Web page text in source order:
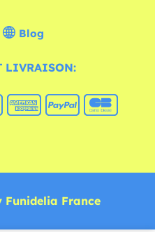
Blog
LIVRAISON:
Funidelia France